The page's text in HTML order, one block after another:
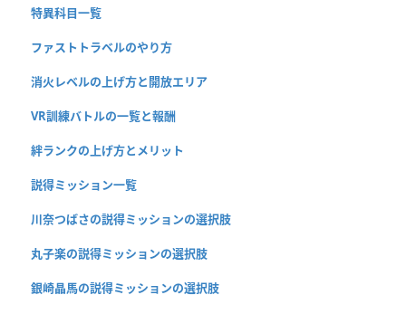
特異科目一覧
ファストトラベルのやり方
消火レベルの上げ方と開放エリア
VR訓練バトルの一覧と報酬
絆ランクの上げ方とメリット
説得ミッション一覧
川奈つばさの説得ミッションの選択肢
丸子楽の説得ミッションの選択肢
銀崎晶馬の説得ミッションの選択肢